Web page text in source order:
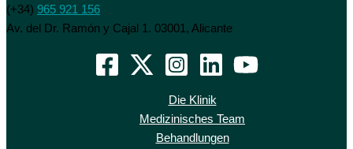
(+34) 965 921 156
Av. del Dr. Ramón y Cajal 1. 03001, Alicante
Die Klinik
Medizinisches Team
Behandlungen